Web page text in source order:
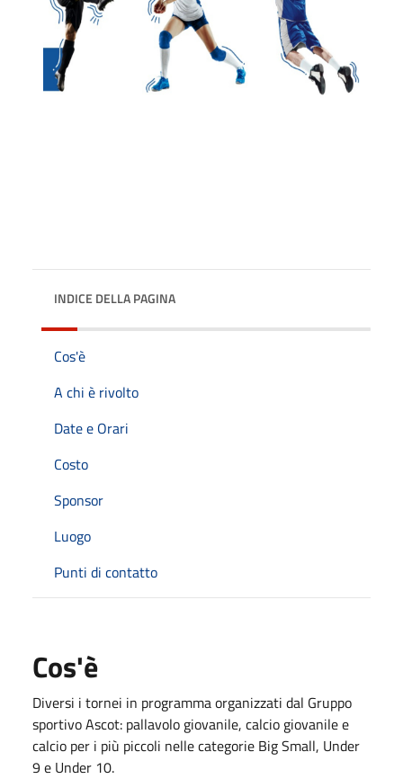
INDICE DELLA PAGINA
Cos'è
A chi è rivolto
Date e Orari
Costo
Sponsor
Luogo
Punti di contatto
Cos'è
Diversi i tornei in programma organizzati dal Gruppo
sportivo Ascot: pallavolo giovanile, calcio giovanile e
calcio per i più piccoli nelle categorie Big Small, Under
9 e Under 10.